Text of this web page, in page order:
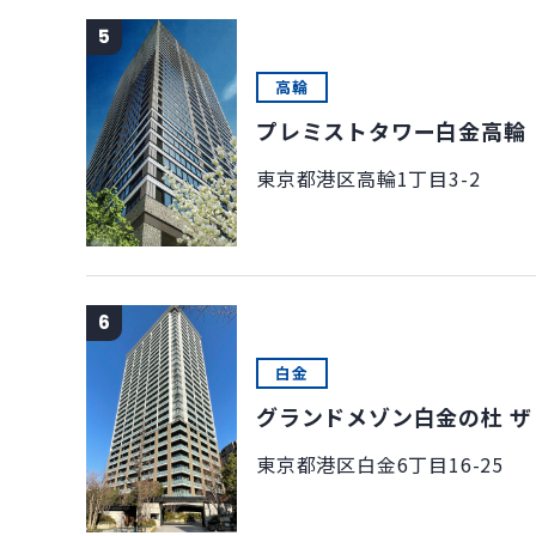
5
高輪
プレミストタワー白金高輪
東京都港区高輪1丁目3-2
6
白金
グランドメゾン白金の杜
東京都港区白金6丁目16-25